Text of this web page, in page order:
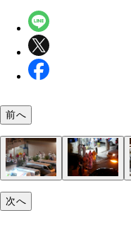
前へ
次へ